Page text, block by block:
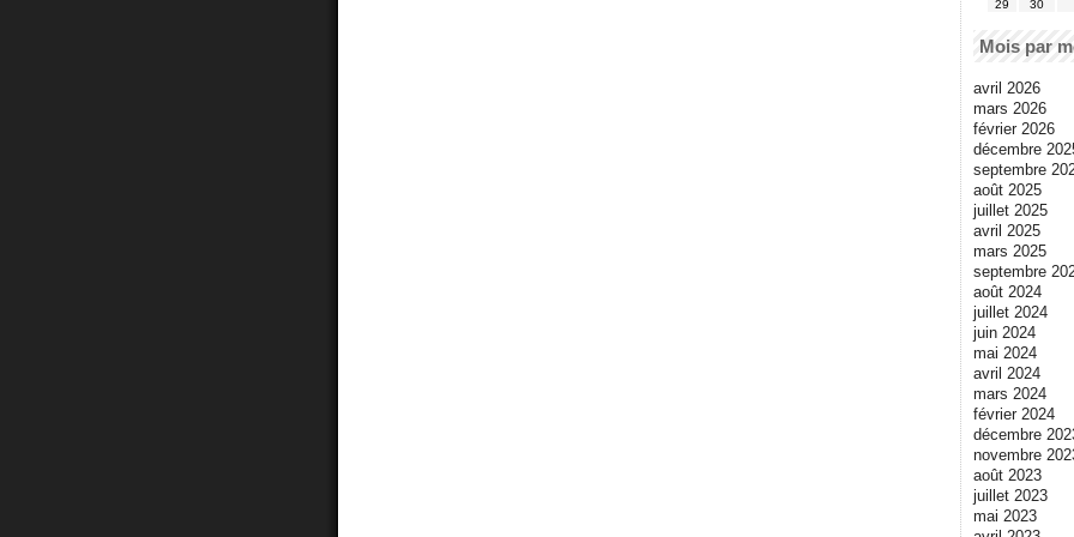
29
30
Mois par
avril 2026
mars 2026
février 2026
décembre
septembre
août 2025
juillet 2025
avril 2025
mars 2025
septembre
août 2024
juillet 2024
juin 2024
mai 2024
avril 2024
mars 2024
février 2024
décembre
novembre
août 2023
juillet 2023
mai 2023